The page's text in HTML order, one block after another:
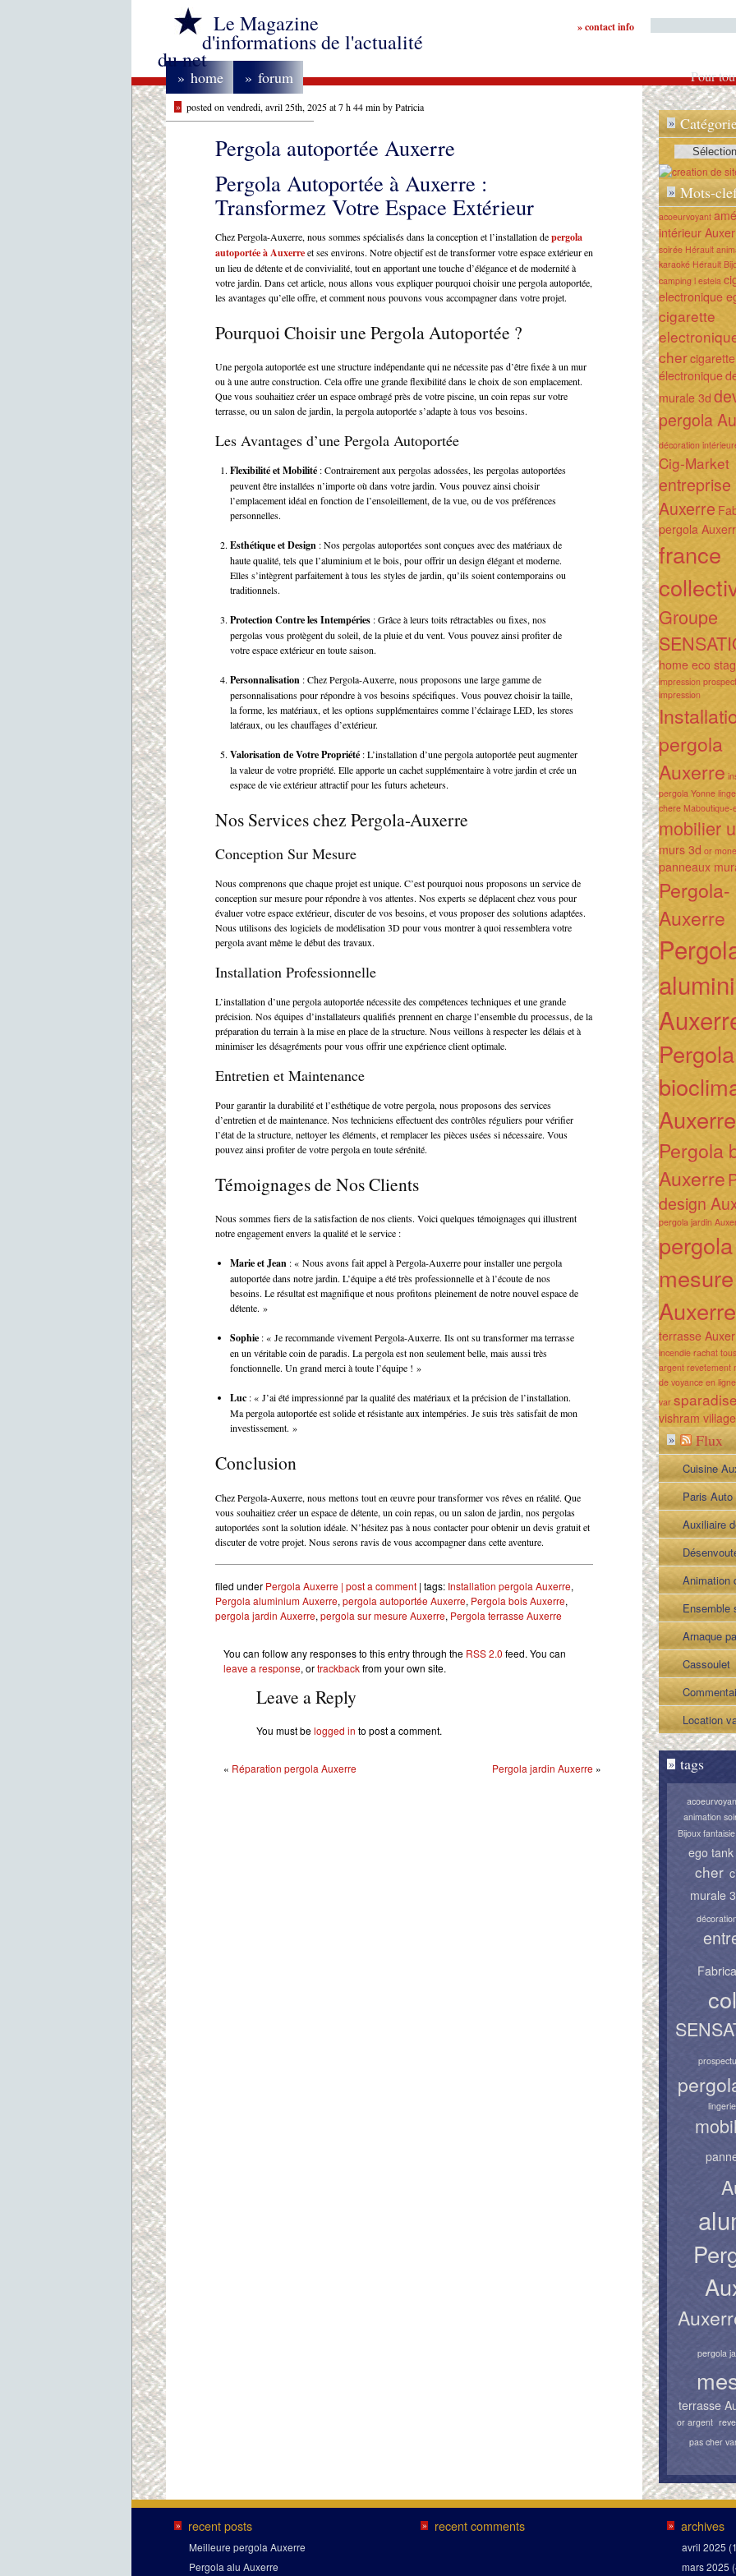
Le Magazine
d'informations de l'actualité
du net
» contact info
» home » forum Pour
» posted on vendredi, avril 25th, 2025 at 7 h 44 min by Patricia
Pergola autoportée Auxerre
Pergola Autoportée à Auxerre :
Transformez Votre Espace Extérieur
Chez Pergola-Auxerre, nous sommes spécialisés dans la conception et l’installation depergola
autoportée à Auxerreet ses environs. Notre objectif est de transformer votre espace extérieur en
un lieu de détente et de convivialité, tout en apportant une touche d’élégance et de modernité à
votre jardin. Dans cet article, nous allons vous expliquer pourquoi choisir une pergola autoportée,
les avantages qu’elle offre, et comment nous pouvons vous accompagner dans votre projet.
Pourquoi Choisir une Pergola Autoportée ?
Une pergola autoportée est une structure indépendante qui ne nécessite pas d’être fixée à un mur
ou à une autre construction. Cela offre une grande flexibilité dans le choix de son emplacement.
Que vous souhaitiez créer un espace ombragé près de votre piscine, un coin repas sur votre
terrasse, ou un salon de jardin, la pergola autoportée s’adapte à tous vos besoins.
Les Avantages d’une Pergola Autoportée
Flexibilité et Mobilité : Contrairement aux pergolas adossées, les pergolas autoportées
peuvent être installées n’importe où dans votre jardin. Vous pouvez ainsi choisir
l’emplacement idéal en fonction de l’ensoleillement, de la vue, ou de vos préférences
personnelles.
Esthétique et Design : Nos pergolas autoportées sont conçues avec des matériaux de
haute qualité, tels que l’aluminium et le bois, pour offrir un design élégant et moderne.
Elles s’intègrent parfaitement à tous les styles de jardin, qu’ils soient contemporains ou
traditionnels.
Protection Contre les Intempéries : Grâce à leurs toits rétractables ou fixes, nos
pergolas vous protègent du soleil, de la pluie et du vent. Vous pouvez ainsi profiter de
votre espace extérieur en toute saison.
Personnalisation : Chez Pergola-Auxerre, nous proposons une large gamme de
personnalisations pour répondre à vos besoins spécifiques. Vous pouvez choisir la taille,
la forme, les matériaux, et les options supplémentaires comme l’éclairage LED, les stores
latéraux, ou les chauffages d’extérieur.
Valorisation de Votre Propriété : L’installation d’une pergola autoportée peut augmenter
la valeur de votre propriété. Elle apporte un cachet supplémentaire à votre jardin et crée un
espace de vie extérieur attractif pour les futurs acheteurs.
Nos Services chez Pergola-Auxerre
Conception Sur Mesure
Nous comprenons que chaque projet est unique. C’est pourquoi nous proposons un service de
conception sur mesure pour répondre à vos attentes. Nos experts se déplacent chez vous pour
évaluer votre espace extérieur, discuter de vos besoins, et vous proposer des solutions adaptées.
Nous utilisons des logiciels de modélisation 3D pour vous montrer à quoi ressemblera votre
pergola avant même le début des travaux.
Installation Professionnelle
L’installation d’une pergola autoportée nécessite des compétences techniques et une grande
précision. Nos équipes d’installateurs qualifiés prennent en charge l’ensemble du processus, de la
préparation du terrain à la mise en place de la structure. Nous veillons à respecter les délais et à
minimiser les désagréments pour vous offrir une expérience client optimale.
Entretien et Maintenance
Pour garantir la durabilité et l’esthétique de votre pergola, nous proposons des services
d’entretien et de maintenance. Nos techniciens effectuent des contrôles réguliers pour vérifier
l’état de la structure, nettoyer les éléments, et remplacer les pièces usées si nécessaire. Vous
pouvez ainsi profiter de votre pergola en toute sérénité.
Témoignages de Nos Clients
Nous sommes fiers de la satisfaction de nos clients. Voici quelques témoignages qui illustrent
notre engagement envers la qualité et le service :
Marie et Jean : « Nous avons fait appel à Pergola-Auxerre pour installer une pergola
autoportée dans notre jardin. L’équipe a été très professionnelle et à l’écoute de nos
besoins. Le résultat est magnifique et nous profitons pleinement de notre nouvel espace de
détente. »
Sophie : « Je recommande vivement Pergola-Auxerre. Ils ont su transformer ma terrasse
en un véritable coin de paradis. La pergola est non seulement belle, mais aussi très
fonctionnelle. Un grand merci à toute l’équipe ! »
Luc : « J’ai été impressionné par la qualité des matériaux et la précision de l’installation.
Ma pergola autoportée est solide et résistante aux intempéries. Je suis très satisfait de mon
investissement. »
Conclusion
Chez Pergola-Auxerre, nous mettons tout en œuvre pour transformer vos rêves en réalité. Que
vous souhaitiez créer un espace de détente, un coin repas, ou un salon de jardin, nos pergolas
autoportées sont la solution idéale. N’hésitez pas à nous contacter pour obtenir un devis gratuit et
discuter de votre projet. Nous serons ravis de vous accompagner dans cette aventure.
filed under Pergola Auxerre | post a comment | tags: Installation pergola Auxerre,
Pergola aluminium Auxerre, pergola autoportée Auxerre, Pergola bois Auxerre,
pergola jardin Auxerre, pergola sur mesure Auxerre, Pergola terrasse Auxerre
You can follow any responses to this entry through the RSS 2.0 feed. You can
leave a response, ortrackbackfrom your own site.
Leave a Reply
You must belogged in to post a comment.
« Réparation pergola Auxerre Pergola jardin Auxerre »
»
Catégories
» Mots-
acoeurvoyant
intérieur
soirée Hérault
karaoké Hérault
camping l estela
electronique
cigarette
chercigarette
électronique
murale 3d
pergola
décoration
Cig-Market
Auxerre
pergola
france
Groupe
home eco
impression
impression
pergola
Auxerre
pergola Yonne
chere Maboutique-
mobilier
murs 3d or
panneaux
Pergola-
Auxerre
Pergola
Auxerre
Pergola
Auxerre
design
pergola jardin
mesure
Auxerre
terrasse
incendie rachat
argent revetement
de voyance en ligne
var sparadise
vishram village
» Flux
Cuisine
Casa
Paris
Carrossier
Argenteuil
Auxiliaire
Annecy
BIEN-
domicile
magie
Animation
Orange
Groupe
Ensemble
gorge
Arnaque
inscrivez-
Cassoulet
restaurant
Yeswekech
mariage à
Location
pas chère
au
» tags
animation
Bijoux fantaisie
ego tank
cher
murale
pergola
terrasse
or argent
pas cher
» recent posts
Meilleure pergola Auxerre
Pergola alu Auxerre
» recent comments » archives
avril 2025
mars 2025